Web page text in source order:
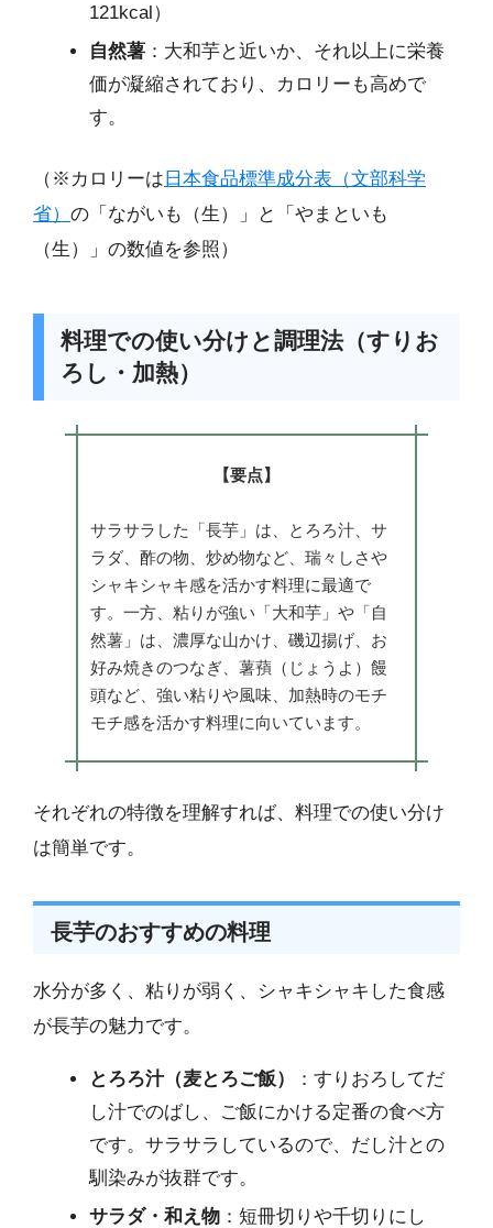
121kcal）
自然薯 ：大和芋と近いか、それ以上に栄養
価が凝縮されており、カロリーも高めで
す。
（※カロリーは 日本食品標準成分表（文部科学
省） の「ながいも（生）」と「やまといも
（生）」の数値を参照）
料理での使い分けと調理法（すりお
ろし・加熱）
【要点】
サラサラした「長芋」は、とろろ汁、サ
ラダ、酢の物、炒め物など、瑞々しさや
シャキシャキ感を活かす料理に最適で
す。一方、粘りが強い「大和芋」や「自
然薯」は、濃厚な山かけ、磯辺揚げ、お
好み焼きのつなぎ、薯蕷（じょうよ）饅
頭など、強い粘りや風味、加熱時のモチ
モチ感を活かす料理に向いています。
それぞれの特徴を理解すれば、料理での使い分け
は簡単です。
長芋のおすすめの料理
水分が多く、粘りが弱く、シャキシャキした食感
が長芋の魅力です。
とろろ汁（麦とろご飯）
：すりおろしてだ
し汁でのばし、ご飯にかける定番の食べ方
です。サラサラしているので、だし汁との
馴染みが抜群です。
サラダ・和え物 ：短冊切りや千切りにし